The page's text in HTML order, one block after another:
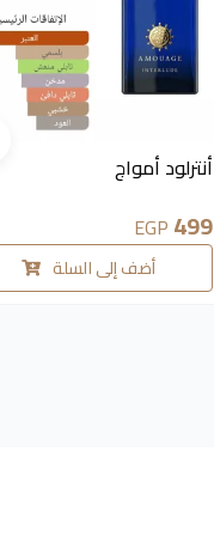
أنترلود أمواج
499
EGP
أضف إلى السلة